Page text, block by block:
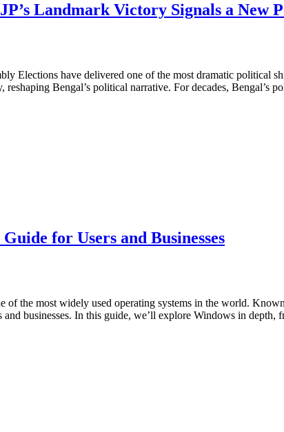
Landmark Victory Signals a New
Elections have delivered one of the most dramatic political
reshaping Bengal’s political narrative. For decades,
for Users and Businesses
the most widely used operating systems in the world.
businesses. In this guide, we’ll explore Windows in